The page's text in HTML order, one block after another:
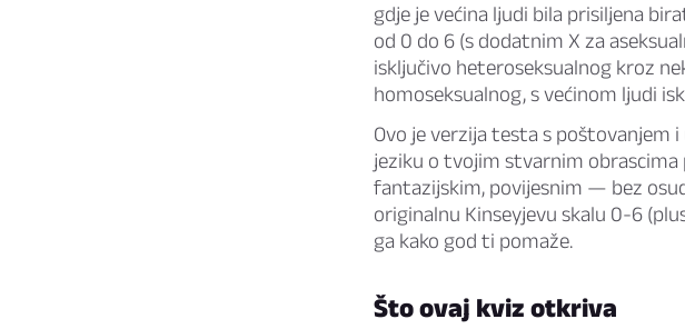
gdje je većina ljudi bila prisiljena
od 0 do 6 (s dodatnim X za
isključivo heteroseksualnog kroz
homoseksualnog, s većinom ljudi
Ovo je verzija testa s poštovanjem
jeziku o tvojim stvarnim
fantazijskim, povijesnim — bez
originalnu Kinseyjevu skalu 0-6
ga kako god ti pomaže.
Što ovaj kviz otkriva